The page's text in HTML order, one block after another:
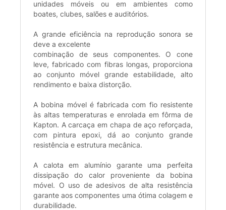
unidades móveis ou em ambientes como
boates, clubes, salões e auditórios.
A grande eficiência na reprodução sonora se
deve a excelente
combinação de seus componentes. O cone
leve, fabricado com fibras longas, proporciona
ao conjunto móvel grande estabilidade, alto
rendimento e baixa distorção.
A bobina móvel é fabricada com fio resistente
às altas temperaturas e enrolada em fôrma de
Kapton. A carcaça em chapa de aço reforçada,
com pintura epoxi, dá ao conjunto grande
resistência e estrutura mecânica.
A calota em alumínio garante uma perfeita
dissipação do calor proveniente da bobina
móvel. O uso de adesivos de alta resistência
garante aos componentes uma ótima colagem e
durabilidade.